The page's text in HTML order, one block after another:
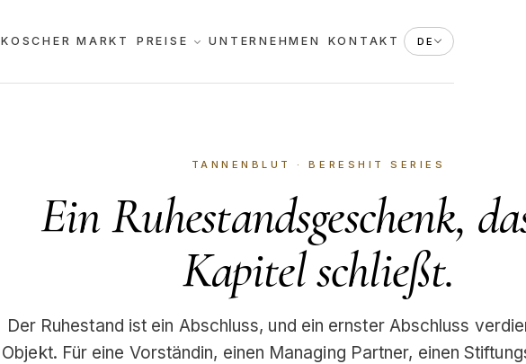
KOSCHER MARKT PREISE UNTERNEHMEN KONTAKT DE
TANNENBLUT · BERESHIT SERIES
Ein Ruhestandsgeschenk,
Kapitel schließt.
Der Ruhestand ist ein Abschluss, und ein ernster Abschluss
Objekt. Für eine Vorständin, einen Managing Partner, einen